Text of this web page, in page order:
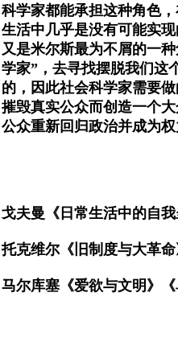
科学家都能承担这种角色
生活中几乎是没有可能实
又是米尔斯最为不屑的一
学家”，去寻找摆脱我们这
的，因此社会科学家需要
摧毁真实公众而创造一个
公众重新回归政治并成为
戈夫曼《日常生活中的自
托克维尔《旧制度与大革
马尔库塞《爱欲与文明》